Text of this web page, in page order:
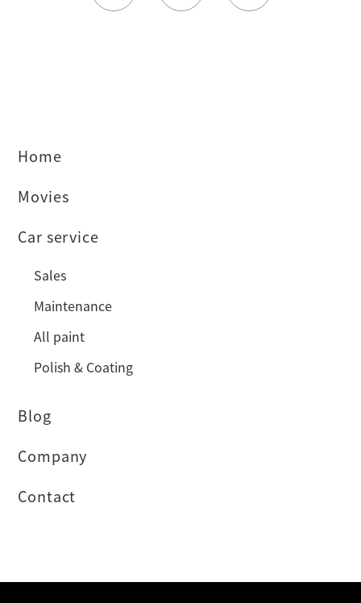
Home
Movies
Car service
Sales
Maintenance
All paint
Polish & Coating
Blog
Company
Contact